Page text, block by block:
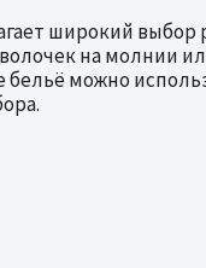
широкий выбор
на молнии
можно